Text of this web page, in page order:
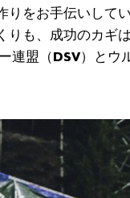
りをお手伝いしてい
りも、成功のカギ
連盟（DSV）と